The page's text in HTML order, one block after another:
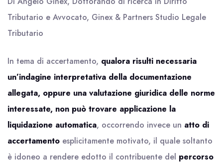
Tributario e Avvocato, Ginex & Partners Studio Legale
Tributario
In tema di accertamento, qualora risulti necessaria
un’indagine interpretativa della documentazione
allegata, oppure una valutazione giuridica delle norme
interessate, non può trovare applicazione la
liquidazione automatica, occorrendo invece un atto di
accertamento esplicitamente motivato, il quale soltanto
è idoneo a rendere edotto il contribuente del percorso